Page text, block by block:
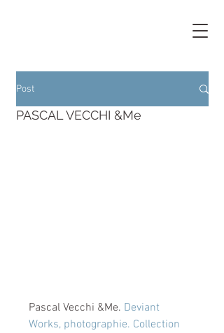
Post
PASCAL VECCHI &Me
Pascal Vecchi &Me. Deviant
Works, photographie. Collection